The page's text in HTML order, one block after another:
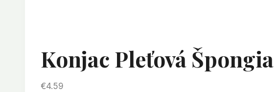
Konjac Pleťová
€4.59